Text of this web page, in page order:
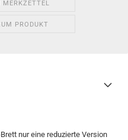
MERKZETTEL
PRODUKT
nur eine reduzierte Version